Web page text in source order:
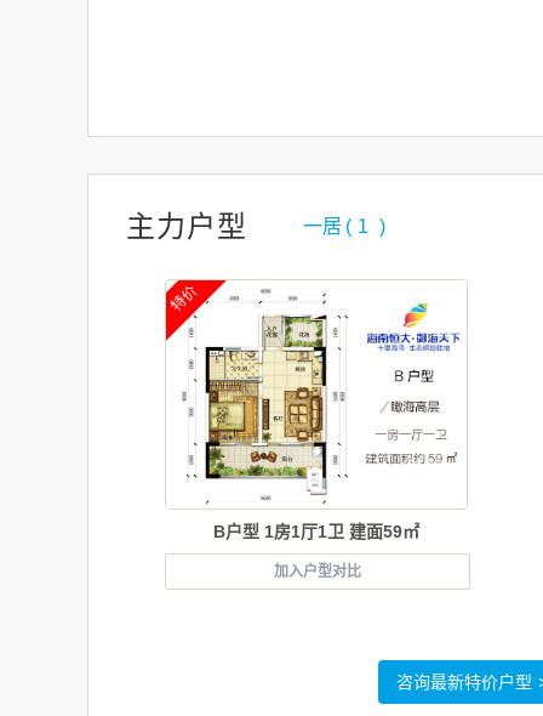
主力户型 一居 ( 1 )
特价
B户型 1房1厅1卫 建面59㎡
加入户型对比
咨询最新特价户型